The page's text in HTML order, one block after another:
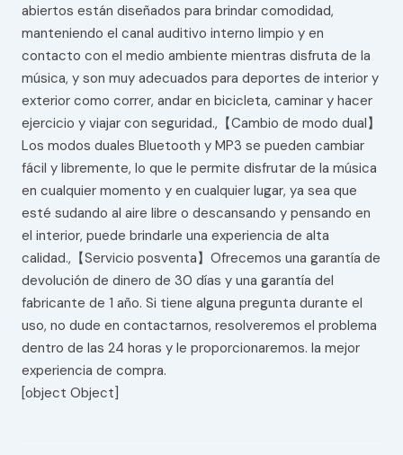
abiertos están diseñados para brindar comodidad,
manteniendo el canal auditivo interno limpio y en
contacto con el medio ambiente mientras disfruta de la
música, y son muy adecuados para deportes de interior y
exterior como correr, andar en bicicleta, caminar y hacer
ejercicio y viajar con seguridad.,【Cambio de modo dual】
Los modos duales Bluetooth y MP3 se pueden cambiar
fácil y libremente, lo que le permite disfrutar de la música
en cualquier momento y en cualquier lugar, ya sea que
esté sudando al aire libre o descansando y pensando en
el interior, puede brindarle una experiencia de alta
calidad.,【Servicio posventa】Ofrecemos una garantía de
devolución de dinero de 30 días y una garantía del
fabricante de 1 año. Si tiene alguna pregunta durante el
uso, no dude en contactarnos, resolveremos el problema
dentro de las 24 horas y le proporcionaremos. la mejor
experiencia de compra.
[object Object]